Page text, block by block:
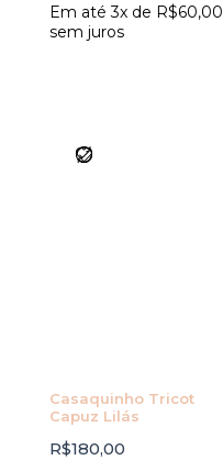
Em até 3x de R$60,00
sem juros
Casaquinho Tricot
Capuz Lilás
R$180,00